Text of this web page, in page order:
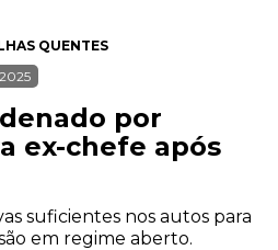
QUENTES
por
ex-chefe após
suficientes nos autos para
em regime aberto.